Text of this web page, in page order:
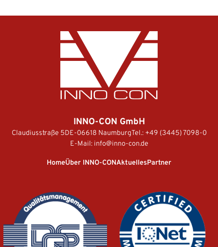
INNO-CON GmbH
Claudiusstraße 5DE-06618 NaumburgTel.: +49 (3445) 7098-0
E-Mail: info@inno-con.de
HomeÜber INNO-CONAktuellesPartner